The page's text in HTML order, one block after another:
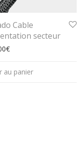
Cable
secteur
€
au panier